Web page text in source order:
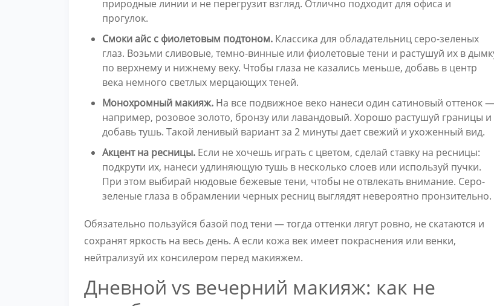
природные линии и не перегрузит взгляд. Отлично подходит для офиса и
прогулок.
Смоки айс с фиолетовым подтоном. Классика для обладательниц серо-зеленых
глаз. Возьми сливовые, темно-винные или фиолетовые тени и растушуй их в
по верхнему и нижнему веку. Чтобы глаза не казались меньше, добавь в центр
века немного светлых мерцающих теней.
Монохромный макияж. На все подвижное веко нанеси один сатиновый оттенок —
например, розовое золото, бронзу или лавандовый. Хорошо растушуй границы и
добавь тушь. Такой ленивый вариант за 2 минуты дает свежий и ухоженный вид.
Акцент на ресницы. Если не хочешь играть с цветом, сделай ставку на ресницы:
подкрути их, нанеси удлиняющую тушь в несколько слоев или используй пучки.
При этом выбирай нюдовые бежевые тени, чтобы не отвлекать внимание. Серо-
зеленые глаза в обрамлении черных ресниц выглядят невероятно пронзительно.
Обязательно пользуйся базой под тени — тогда оттенки лягут ровно, не скатаются и
сохранят яркость на весь день. А если кожа век имеет покраснения или венки,
нейтрализуй их консилером перед макияжем.
Дневной vs вечерний макияж: как не